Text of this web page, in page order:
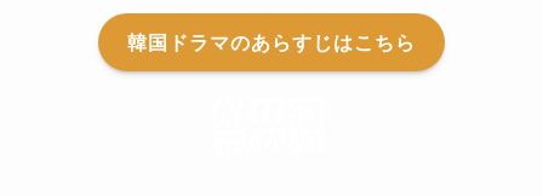
韓国ドラマのあらすじはこちら